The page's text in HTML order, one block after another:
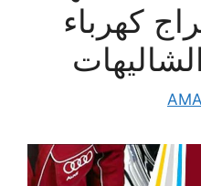
كراج كهرباء